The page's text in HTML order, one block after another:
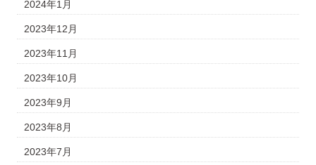
2024年1月
2023年12月
2023年11月
2023年10月
2023年9月
2023年8月
2023年7月